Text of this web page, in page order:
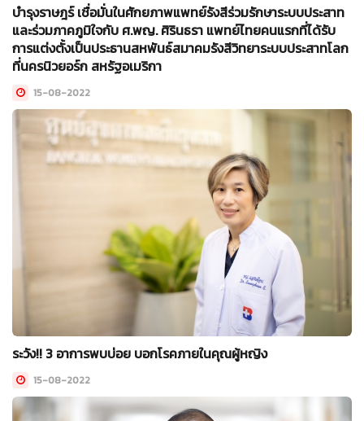
บำรุงราษฎร์ เชื่อมั่นในศักยภาพแพทย์รังสีร่วมรักษาระบบประสาท
และร่วมภาคภูมิใจกับ ศ.พญ. ศิรินธรา แพทย์ไทยคนแรกที่ได้รับ
การแต่งตั้งเป็นประธานสหพันธ์สมาคมรังสีวิทยาระบบประสาทโลก
ที่นครนิวยอร์ก สหรัฐอเมริกา
15-08-2022
ระวัง!! 3 อาการพบบ่อย บอกโรคภายในคุณผู้หญิง
15-08-2022